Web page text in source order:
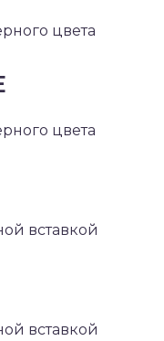
цвета
цвета
вставкой
вставкой